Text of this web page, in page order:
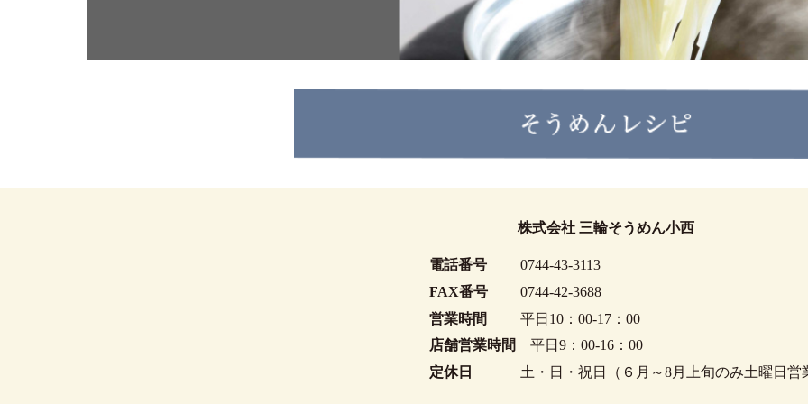
株式会社 三輪そうめん小西
電話番号
0744-43-3113
FAX番号
0744-42-3688
営業時間
平日10：00-17：00
店舗営業時間
平日9：00-16：00
定休日
土・日・祝日 （６月～8月上旬のみ土曜日営